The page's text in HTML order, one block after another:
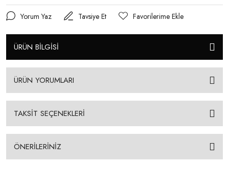
Yorum Yaz Tavsiye Et
ÜRÜN BİLGİSİ
ÜRÜN YORUMLARI
TAKSİT SEÇENEKLERİ
ÖNERİLERİNİZ